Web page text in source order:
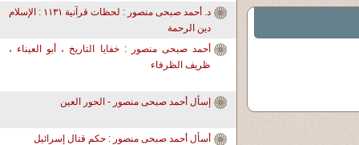
د. أحمد صبحى منصور : لحظات قرآنية ١١٣١ : الإسلام
دين الرحمة
أحمد صبحى منصور : خفايا التاريخ ، أبو العيناء ،
ظريف الظرفاء
إسأل أحمد صبحى منصور - الحور العين
أسأل أحمد صبحى منصور : حكم قتال إسرائيل